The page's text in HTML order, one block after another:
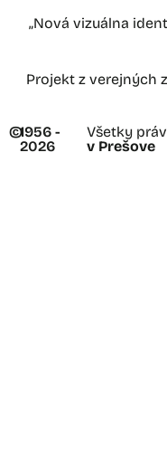
„Nová vizuálna
Projekt z verejných
©1956 -
2026
Všetky
v Prešove